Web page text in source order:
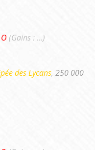
O (Gains : ...)
des Lycans, 250 000